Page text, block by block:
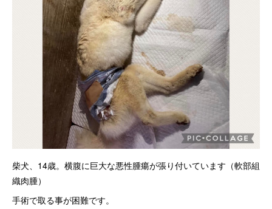
柴犬、14歳。横腹に巨大な悪性腫瘍が張り付いています（軟部組
織肉腫）
手術で取る事が困難です。